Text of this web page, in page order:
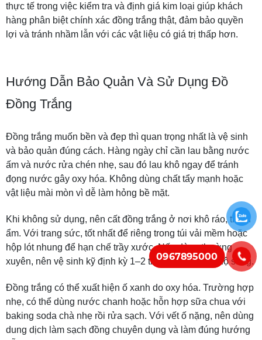
thực tế trong việc kiểm tra và định giá kim loại giúp khách
hàng phân biệt chính xác đồng trắng thật, đảm bảo quyền
lợi và tránh nhầm lẫn với các vật liệu có giá trị thấp hơn.
Hướng Dẫn Bảo Quản Và Sử Dụng Đồ
Đồng Trắng
Đồng trắng muốn bền và đẹp thì quan trọng nhất là vệ sinh
và bảo quản đúng cách. Hàng ngày chỉ cần lau bằng nước
ấm và nước rửa chén nhẹ, sau đó lau khô ngay để tránh
đọng nước gây oxy hóa. Không dùng chất tẩy mạnh hoặc
vật liệu mài mòn vì dễ làm hỏng bề mặt.
Khi không sử dụng, nên cất đồng trắng ở nơi khô ráo, tránh
ẩm. Với trang sức, tốt nhất để riêng trong túi vải mềm hoặc
hộp lót nhung để hạn chế trầy xước. Nếu dùng thường
xuyên, nên vệ sinh kỹ định kỳ 1–2 tháng/lần để giữ độ sáng.
Đồng trắng có thể xuất hiện ố xanh do oxy hóa. Trường hợp
nhẹ, có thể dùng nước chanh hoặc hỗn hợp sữa chua với
baking soda chà nhẹ rồi rửa sạch. Với vết ố nặng, nên dùng
dung dịch làm sạch đồng chuyên dụng và làm đúng hướng
0967895000